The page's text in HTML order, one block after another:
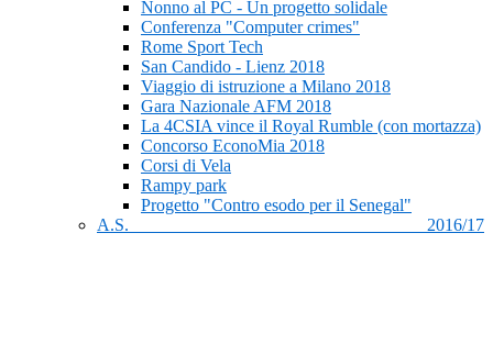
Nonno al PC - Un progetto solidale
Conferenza "Computer crimes"
Rome Sport Tech
San Candido - Lienz 2018
Viaggio di istruzione a Milano 2018
Gara Nazionale AFM 2018
La 4CSIA vince il Royal Rumble (con mortazza)
Concorso EconoMia 2018
Corsi di Vela
Rampy park
Progetto "Contro esodo per il Senegal"
A.S. 2016/17